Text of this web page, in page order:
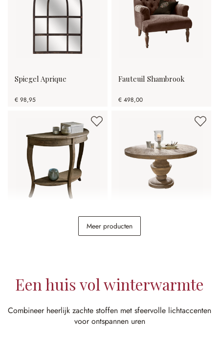
Spiegel Aprique
€ 98,95
Fauteuil Shambrook
€ 498,00
Tafel Retonfey
Meer producten
Een huis vol winterwarmte
Combineer heerlijk zachte stoffen met sfeervolle lichtaccenten
voor ontspannen uren